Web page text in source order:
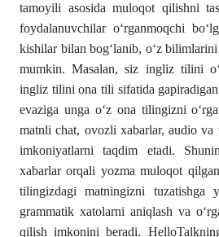
tamoyili asosida muloqot qilishni
foydalanuvchilar o‘rganmoqchi
kishilar bilan bog‘lanib, o‘z
mumkin. Masalan, siz ingliz tilini
ingliz tilini ona tili sifatida
evaziga unga o‘z ona tilingizni
matnli chat, ovozli xabarlar, audio va
imkoniyatlarni taqdim etadi.
xabarlar orqali yozma muloqot
tilingizdagi matningizni tuzatishga
grammatik xatolarni aniqlash va
qilish imkonini beradi.